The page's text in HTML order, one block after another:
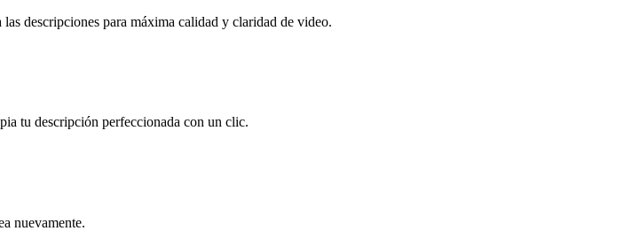
descripciones para máxima calidad y claridad de video.
tu descripción perfeccionada con un clic.
nuevamente.